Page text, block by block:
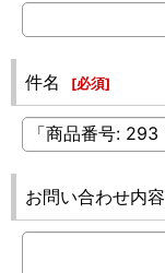
件名 [必須]
お問い合わせ内容